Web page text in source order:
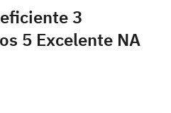
3
5 Excelente NA